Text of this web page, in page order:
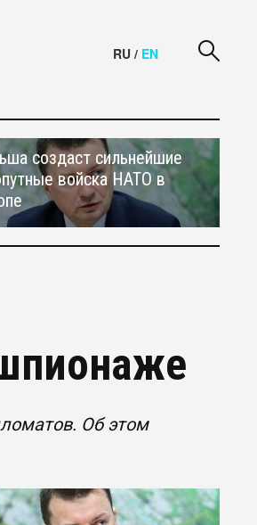
RU / EN
создаст сильнейшие
войска НАТО в
Об этом